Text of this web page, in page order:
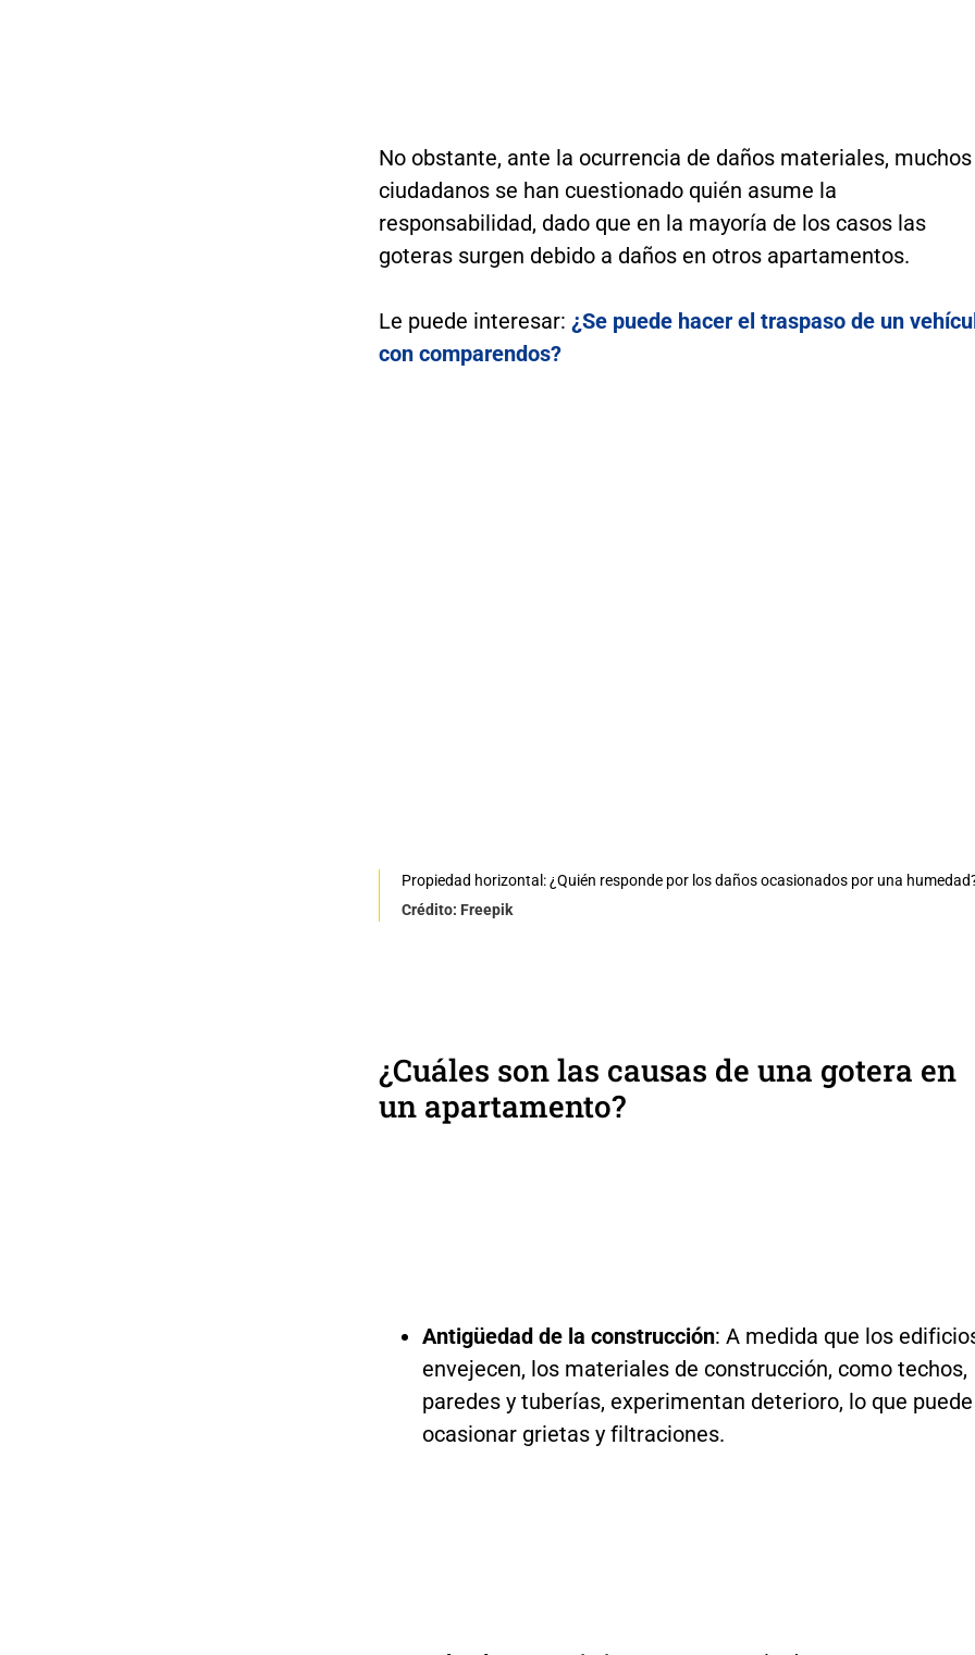
No obstante, ante la ocurrencia de daños materiales, muchos
ciudadanos se han cuestionado quién asume la
responsabilidad, dado que en la mayoría de los casos las
goteras surgen debido a daños en otros apartamentos.
Le puede interesar: ¿Se puede hacer el traspaso de un
con comparendos?
Propiedad horizontal: ¿Quién responde por los daños ocasionados por una
Crédito: Freepik
¿Cuáles son las causas de una gotera en
un apartamento?
Antigüedad de la construcción: A medida que los
envejecen, los materiales de construcción, como techos,
paredes y tuberías, experimentan deterioro, lo que puede
ocasionar grietas y filtraciones.